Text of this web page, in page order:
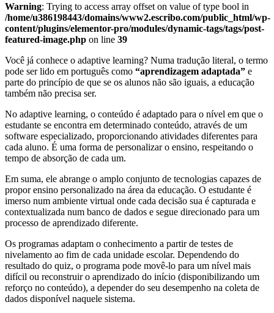
Warning: Trying to access array offset on value of type bool in
/home/u386198443/domains/www2.escribo.com/public_html/wp-
content/plugins/elementor-pro/modules/dynamic-tags/tags/post-
featured-image.php on line 39
Você já conhece o adaptive learning? Numa tradução literal, o termo
pode ser lido em português como “aprendizagem adaptada” e
parte do princípio de que se os alunos não são iguais, a educação
também não precisa ser.
No adaptive learning, o conteúdo é adaptado para o nível em que o
estudante se encontra em determinado conteúdo, através de um
software especializado, proporcionando atividades diferentes para
cada aluno. É uma forma de personalizar o ensino, respeitando o
tempo de absorção de cada um.
Em suma, ele abrange o amplo conjunto de tecnologias capazes de
propor ensino personalizado na área da educação. O estudante é
imerso num ambiente virtual onde cada decisão sua é capturada e
contextualizada num banco de dados e segue direcionado para um
processo de aprendizado diferente.
Os programas adaptam o conhecimento a partir de testes de
nivelamento ao fim de cada unidade escolar. Dependendo do
resultado do quiz, o programa pode movê-lo para um nível mais
difícil ou reconstruir o aprendizado do início (disponibilizando um
reforço no conteúdo), a depender do seu desempenho na coleta de
dados disponível naquele sistema.